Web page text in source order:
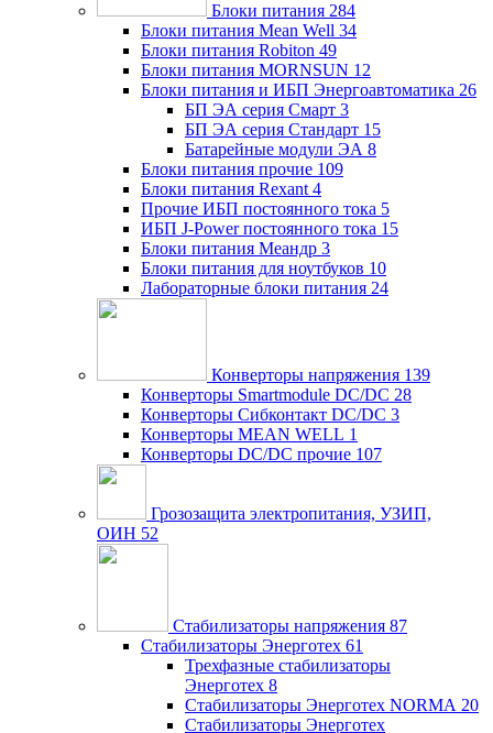
Блоки питания 284
Блоки питания Mean Well 34
Блоки питания Robiton 49
Блоки питания MORNSUN 12
Блоки питания и ИБП Энергоавтоматика 26
БП ЭА серия Смарт 3
БП ЭА серия Стандарт 15
Батарейные модули ЭА 8
Блоки питания прочие 109
Блоки питания Rexant 4
Прочие ИБП постоянного тока 5
ИБП J-Power постоянного тока 15
Блоки питания Меандр 3
Блоки питания для ноутбуков 10
Лабораторные блоки питания 24
Конверторы напряжения 139
Конверторы Smartmodule DC/DC 28
Конверторы Сибконтакт DC/DC 3
Конверторы MEAN WELL 1
Конверторы DC/DC прочие 107
Грозозащита электропитания, УЗИП,
ОИН 52
Стабилизаторы напряжения 87
Стабилизаторы Энерготех 61
Трехфазные стабилизаторы
Энерготех 8
Стабилизаторы Энерготех NORMA 20
Стабилизаторы Энерготех